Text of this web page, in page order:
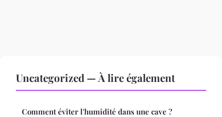
Uncategorized — À lire également
Comment éviter l'humidité dans une cave ?